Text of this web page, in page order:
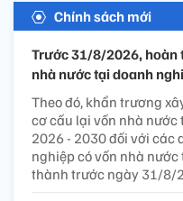
Chính sách mới
Trước 31/8/2026, hoàn
nhà nước tại doanh
Theo đó, khẩn trương
cơ cấu lại vốn nhà
2026 - 2030 đối với các
nghiệp có vốn nhà
thành trước ngày 31/8/